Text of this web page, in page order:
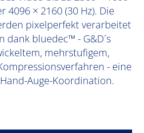
4096 × 2160 (30 Hz). Die
pixelperfekt verarbeitet
dank bluedec™ - G&D´s
mehrstufigem,
- eine
Auge-Koordination.